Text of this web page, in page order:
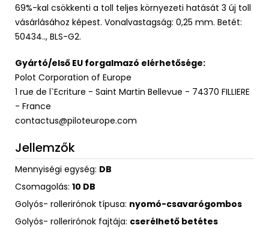
69%-kal csökkenti a toll teljes környezeti hatását 3 új toll
vásárlásához képest. Vonalvastagság: 0,25 mm. Betét:
50434.., BLS-G2.
Gyártó/első EU forgalmazó elérhetősége:
Polot Corporation of Europe
1 rue de l`Ecriture - Saint Martin Bellevue - 74370 FILLIERE
- France
contactus@piloteurope.com
Jellemzők
Mennyiségi egység: DB
Csomagolás: 10 DB
Golyós- rollerirónok típusa: nyomó-csavarógombos
Golyós- rollerirónok fajtája: cserélhető betétes